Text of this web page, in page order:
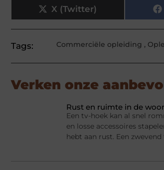
X (Twitter)
Tags: Commerciële opleiding ,
Verken onze
Rust en ruimte in de
Een tv-hoek kan al snel
en losse accessoires
hebt aan rust. Een